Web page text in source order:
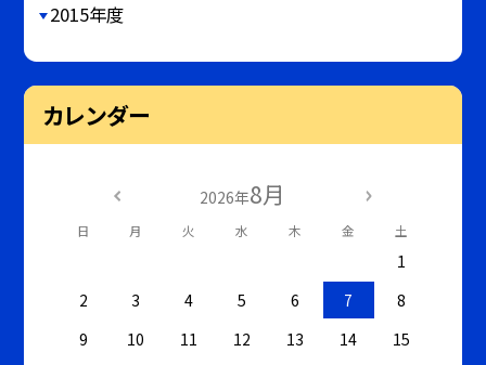
2015年度
カレンダー
2026年8月
日 月 火 水 木 金 土
1
2
3 4 5 6 7
8
9
10 11 12 13 14
15